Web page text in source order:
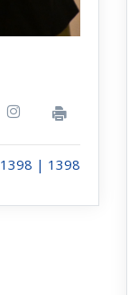
1398 | 1398